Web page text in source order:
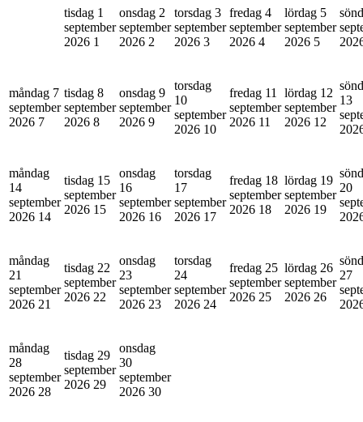
tisdag 1
september
2026 1
onsdag 2
september
2026 2
torsdag 3
september
2026 3
fredag 4
september
2026 4
lördag 5
september
2026 5
måndag 7
september
2026 7
tisdag 8
september
2026 8
onsdag 9
september
2026 9
torsdag
10
september
2026 10
fredag 11
september
2026 11
lördag 12
september
2026 12
13
måndag
14
september
2026 14
tisdag 15
september
2026 15
onsdag
16
september
2026 16
torsdag
17
september
2026 17
fredag 18
september
2026 18
lördag 19
september
2026 19
20
måndag
21
september
2026 21
tisdag 22
september
2026 22
onsdag
23
september
2026 23
torsdag
24
september
2026 24
fredag 25
september
2026 25
lördag 26
september
2026 26
27
måndag
28
september
2026 28
tisdag 29
september
2026 29
onsdag
30
september
2026 30